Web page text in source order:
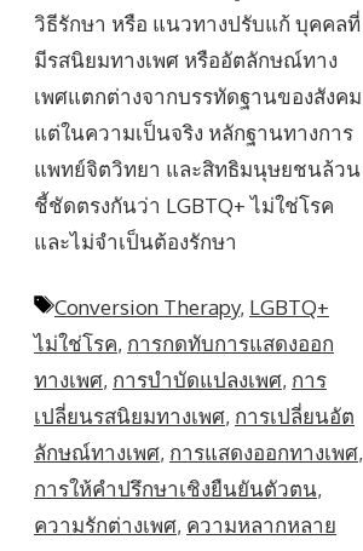
วิธีรักษา หรือ แนวทางปรับแก้ บุคคลที่
มีรสนิยมทางเพศ หรืออัตลักษณ์ทาง
เพศแตกต่างจากบรรทัดฐานของสังคม
แต่ในความเป็นจริง หลักฐานทางการ
แพทย์จิตวิทยา และสิทธิมนุษยชนล้วน
ชี้ชัดตรงกันว่า LGBTQ+ ไม่ใช่โรค
และไม่จำเป็นต้องรักษา
Tags
Conversion Therapy, LGBTQ+
ไม่ใช่โรค, การกดทับการแสดงออก
ทางเพศ, การบำบัดแปลงเพศ, การ
เปลี่ยนรสนิยมทางเพศ, การเปลี่ยนอัต
ลักษณ์ทางเพศ, การแสดงออกทางเพศ,
การให้คำปรึกษาเชิงยืนยันตัวตน,
ความรักต่างเพศ, ความหลากหลาย